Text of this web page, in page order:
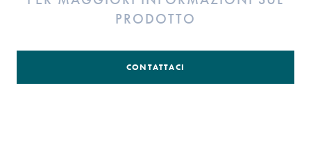
PRODOTTO
CONTATTACI